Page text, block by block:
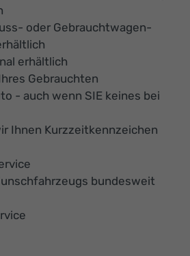
oder Gebrauchtwagen-
erhältlich
Gebrauchten
- auch wenn SIE keines bei
Ihnen Kurzzeitkennzeichen
bundesweit